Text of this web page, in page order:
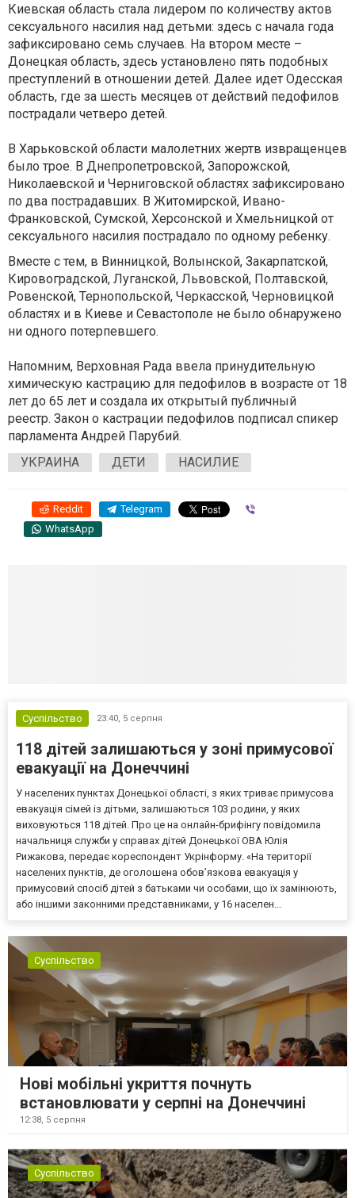
Киевская область стала лидером по количеству актов
сексуального насилия над детьми: здесь с начала года
зафиксировано семь случаев. На втором месте –
Донецкая область, здесь установлено пять подобных
преступлений в отношении детей. Далее идет Одесская
область, где за шесть месяцев от действий педофилов
пострадали четверо детей.
В Харьковской области малолетних жертв извращенцев
было трое. В Днепропетровской, Запорожской,
Николаевской и Черниговской областях зафиксировано
по два пострадавших. В Житомирской, Ивано-
Франковской, Сумской, Херсонской и Хмельницкой от
сексуального насилия пострадало по одному ребенку.
Вместе с тем, в Винницкой, Волынской, Закарпатской,
Кировоградской, Луганской, Львовской, Полтавской,
Ровенской, Тернопольской, Черкасской, Черновицкой
областях и в Киеве и Севастополе не было обнаружено
ни одного потерпевшего.
Напомним, Верховная Рада ввела принудительную
химическую кастрацию для педофилов в возрасте от 18
лет до 65 лет и создала их открытый публичный
реестр. Закон о кастрации педофилов подписал спикер
парламента Андрей Парубий.
УКРАИНА
ДЕТИ НАСИЛИЕ
Reddit Telegram
WhatsApp
Суспільство 23:40, 5 серпня
118 дітей залишаються у зоні примусової
евакуації на Донеччині
У населених пунктах Донецької області, з яких триває примусова
евакуація сімей із дітьми, залишаються 103 родини, у яких
виховуються 118 дітей. Про це на онлайн-брифінгу повідомила
начальниця служби у справах дітей Донецької ОВА Юлія
Рижакова, передає кореспондент Укрінформу. «На території
населених пунктів, де оголошена обов’язкова евакуація у
примусовий спосіб дітей з батьками чи особами, що їх замінюють,
або іншими законними представниками, у 16 населен...
Суспільство
Нові мобільні укриття почнуть
встановлювати у серпні на Донеччині
12:38, 5 серпня
Суспільство